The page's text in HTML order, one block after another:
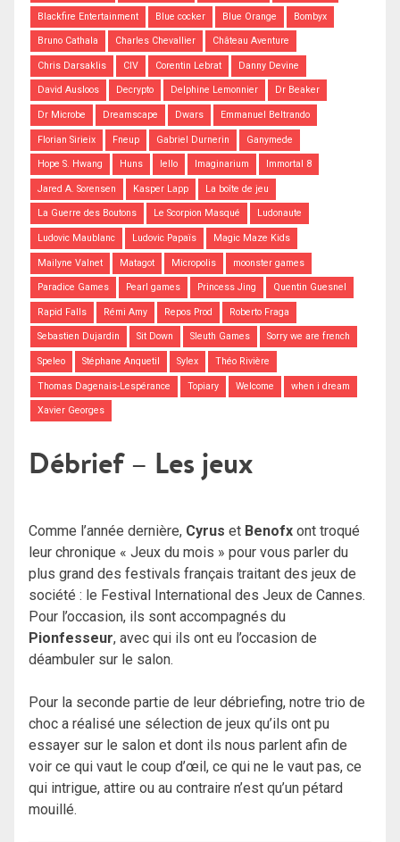
Blackfire Entertainment Blue cocker Blue Orange Bombyx
Bruno Cathala Charles Chevallier Château Aventure
Chris Darsaklis CIV Corentin Lebrat Danny Devine
David Ausloos Decrypto Delphine Lemonnier Dr Beaker
Dr Microbe Dreamscape Dwars Emmanuel Beltrando
Florian Sirieix Fneup Gabriel Durnerin Ganymede
Hope S. Hwang Huns Iello Imaginarium Immortal 8
Jared A. Sorensen Kasper Lapp La boîte de jeu
La Guerre des Boutons Le Scorpion Masqué Ludonaute
Ludovic Maublanc Ludovic Papaïs Magic Maze Kids
Mailyne Valnet Matagot Micropolis moonster games
Paradice Games Pearl games Princess Jing Quentin Guesnel
Rapid Falls Rémi Amy Repos Prod Roberto Fraga
Sebastien Dujardin Sit Down Sleuth Games Sorry we are french
Speleo Stéphane Anquetil Sylex Théo Rivière
Thomas Dagenais-Lespérance Topiary Welcome when i dream
Xavier Georges
Débrief – Les jeux
Comme l’année dernière, Cyrus et Benofx ont troqué
leur chronique « Jeux du mois » pour vous parler du
plus grand des festivals français traitant des jeux de
société : le Festival International des Jeux de Cannes.
Pour l’occasion, ils sont accompagnés du
Pionfesseur, avec qui ils ont eu l’occasion de
déambuler sur le salon.
Pour la seconde partie de leur débriefing, notre trio de
choc a réalisé une sélection de jeux qu’ils ont pu
essayer sur le salon et dont ils nous parlent afin de
voir ce qui vaut le coup d’œil, ce qui ne le vaut pas, ce
qui intrigue, attire ou au contraire n’est qu’un pétard
mouillé.